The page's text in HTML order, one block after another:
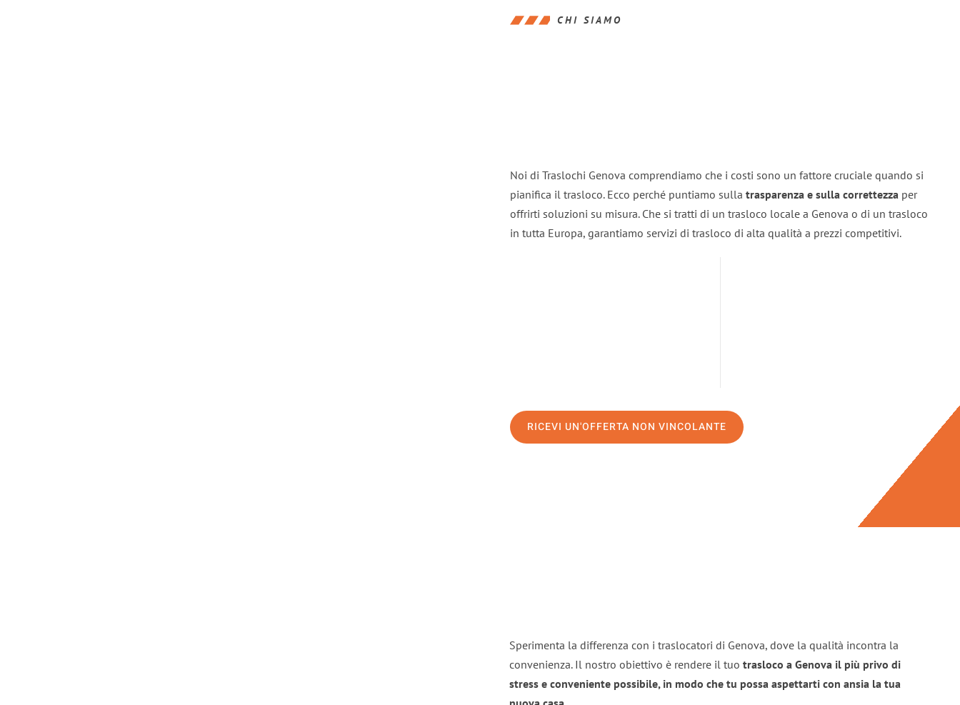
CHI SIAMO
Noi di Traslochi Genova comprendiamo che i costi sono un fattore cruciale quando si
pianifica il trasloco. Ecco perché puntiamo sulla trasparenza e sulla correttezza per
offrirti soluzioni su misura. Che si tratti di un trasloco locale a Genova o di un trasloco
in tutta Europa, garantiamo servizi di trasloco di alta qualità a prezzi competitivi.
RICEVI UN'OFFERTA NON VINCOLANTE
Sperimenta la differenza con i traslocatori di Genova, dove la qualità incontra la
convenienza. Il nostro obiettivo è rendere il tuo trasloco a Genova il più privo di
stress e conveniente possibile, in modo che tu possa aspettarti con ansia la tua